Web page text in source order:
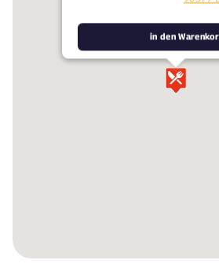
in den